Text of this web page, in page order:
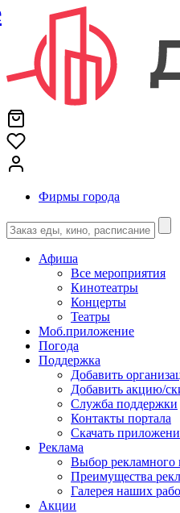
Фирмы города
Афиша
Все мероприятия
Кинотеатры
Концерты
Театры
Моб.приложение
Погода
Поддержка
Добавить
Добавить акцию/
Служба поддержки
Контакты портала
Скачать
Реклама
Выбор рекламного
Преимущества
Галерея наших
Акции